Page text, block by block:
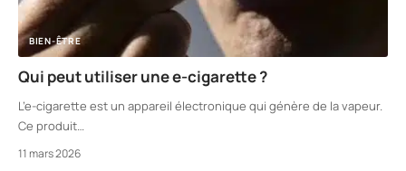
BIEN-ÊTRE
Qui peut utiliser une e-cigarette ?
L’e-cigarette est un appareil électronique qui génère de la vapeur.
Ce produit…
11 mars 2026